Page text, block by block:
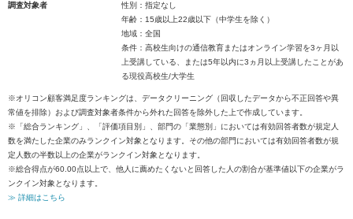
調査対象者
性別：指定なし
年齢：15歳以上22歳以下（中学生を除く）
地域：全国
条件：高校生向けの通信教育またはオンライン学習を3ヶ月以
上受講している、または5年以内に3ヵ月以上受講したことがあ
る現役高校生/大学生
※オリコン顧客満足度ランキングは、データクリーニング（回収したデータから不正回答や異
常値を排除）および調査対象者条件から外れた回答を除外した上で作成しています。
※「総合ランキング」、「評価項目別」、部門の「業態別」においては有効回答者数が規定人
数を満たした企業のみランクイン対象となります。その他の部門においては有効回答者数が規
定人数の半数以上の企業がランクイン対象となります。
※総合得点が60.00点以上で、他人に薦めたくないと回答した人の割合が基準値以下の企業がラ
ンクイン対象となります。
≫ 詳細はこちら